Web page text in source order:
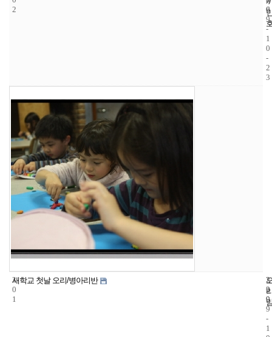
2
6
0
9
-
1
0
-
2
3
3
0
1
새학교 첫날 오리/병아리반
2
2
9
2
0
0
9
-
1